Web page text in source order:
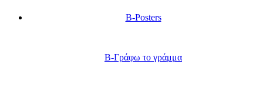
B-Posters
B-Γράφω το γράμμα